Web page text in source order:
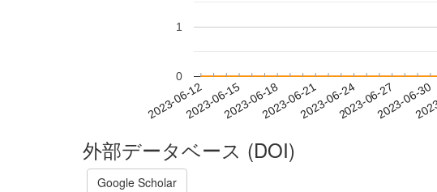
2023-06-122023-06-152023-06-182023-06-212023-06-242023-06-272023-06-30
0
1
外部データベース (DOI)
Google Scholar